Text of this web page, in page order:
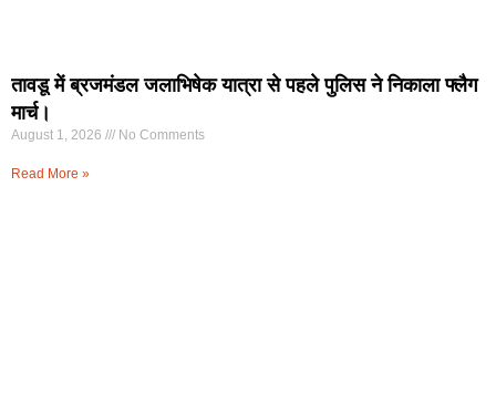
तावडू में ब्रजमंडल जलाभिषेक यात्रा से पहले पुलिस ने निकाला फ्लैग
मार्च।
August 1, 2026 No Comments
Read More »